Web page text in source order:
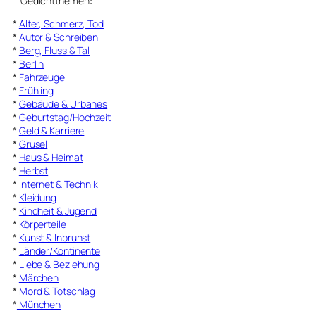
* Alter, Schmerz, Tod
* Autor & Schreiben
* Berg, Fluss & Tal
* Berlin
* Fahrzeuge
* Frühling
* Gebäude & Urbanes
* Geburtstag/Hochzeit
* Geld & Karriere
* Grusel
* Haus & Heimat
* Herbst
* Internet & Technik
* Kleidung
* Kindheit & Jugend
* Körperteile
* Kunst & Inbrunst
* Länder/Kontinente
* Liebe & Beziehung
* Märchen
* Mord & Totschlag
* München